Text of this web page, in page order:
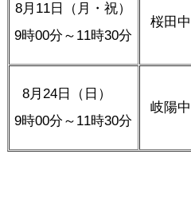
8月11日（月・祝）
9時00分～11時30分
桜田
8月24日（日）
9時00分～11時30分
岐陽